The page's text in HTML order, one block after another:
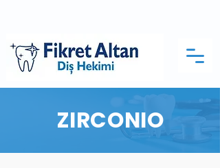
ZIRCONIO